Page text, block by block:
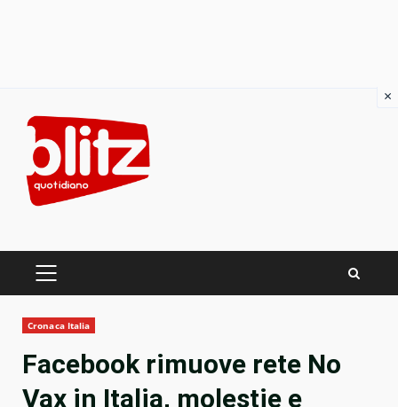
content
PRIMARY
Cronaca Italia
Facebook rimuove rete No
Vax in Italia, molestie e
×